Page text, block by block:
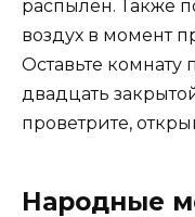
распылен. Также
воздух в момент
Оставьте комнату
двадцать
проветрите,
Народные